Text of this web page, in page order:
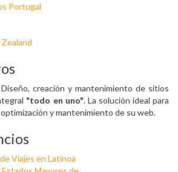
Portugal
creación y mantenimiento de sitios
"todo en uno". La solución ideal para
y mantenimiento de su web.
Viajes en Latinoa